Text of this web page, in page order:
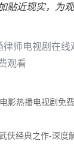
贴近现实，为
律师电视剧在线
观看
影热播电视剧免
侠经典之作-深度